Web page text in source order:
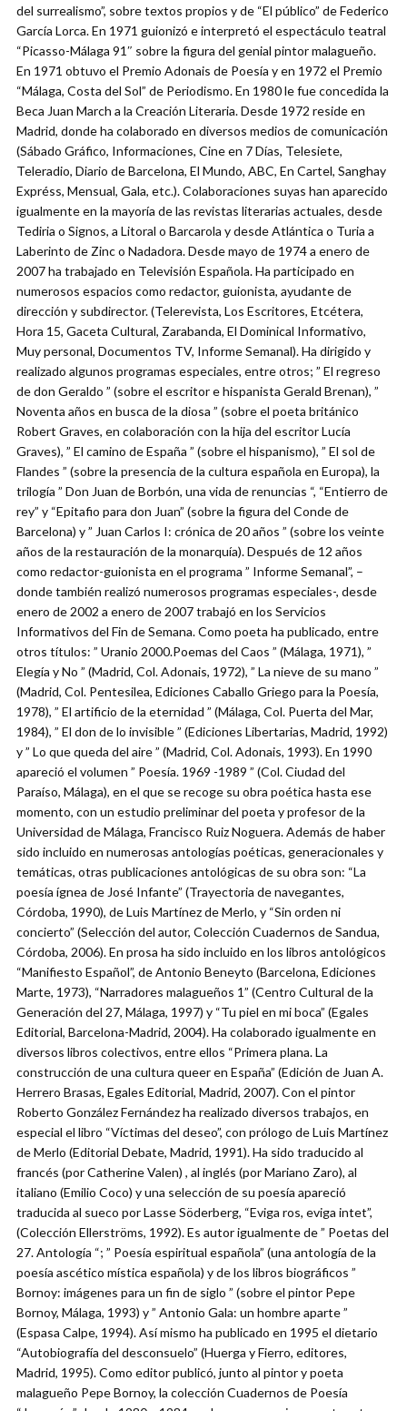
del surrealismo”, sobre textos propios y de “El público” de Federico
García Lorca. En 1971 guionizó e interpretó el espectáculo teatral
“Picasso-Málaga 91″ sobre la figura del genial pintor malagueño.
En 1971 obtuvo el Premio Adonais de Poesía y en 1972 el Premio
“Málaga, Costa del Sol” de Periodismo. En 1980 le fue concedida la
Beca Juan March a la Creación Literaria. Desde 1972 reside en
Madrid, donde ha colaborado en diversos medios de comunicación
(Sábado Gráfico, Informaciones, Cine en 7 Días, Telesiete,
Teleradio, Diario de Barcelona, El Mundo, ABC, En Cartel, Sanghay
Expréss, Mensual, Gala, etc.). Colaboraciones suyas han aparecido
igualmente en la mayoría de las revistas literarias actuales, desde
Tediria o Signos, a Litoral o Barcarola y desde Atlántica o Turia a
Laberinto de Zinc o Nadadora. Desde mayo de 1974 a enero de
2007 ha trabajado en Televisión Española. Ha participado en
numerosos espacios como redactor, guionista, ayudante de
dirección y subdirector. (Telerevista, Los Escritores, Etcétera,
Hora 15, Gaceta Cultural, Zarabanda, El Dominical Informativo,
Muy personal, Documentos TV, Informe Semanal). Ha dirigido y
realizado algunos programas especiales, entre otros; ” El regreso
de don Geraldo ” (sobre el escritor e hispanista Gerald Brenan), ”
Noventa años en busca de la diosa ” (sobre el poeta británico
Robert Graves, en colaboración con la hija del escritor Lucía
Graves), ” El camino de España ” (sobre el hispanismo), ” El sol de
Flandes ” (sobre la presencia de la cultura española en Europa), la
trilogía ” Don Juan de Borbón, una vida de renuncias “, “Entierro de
rey” y “Epitafio para don Juan” (sobre la figura del Conde de
Barcelona) y ” Juan Carlos I: crónica de 20 años ” (sobre los veinte
años de la restauración de la monarquía). Después de 12 años
como redactor-guionista en el programa ” Informe Semanal”, –
donde también realizó numerosos programas especiales-, desde
enero de 2002 a enero de 2007 trabajó en los Servicios
Informativos del Fin de Semana. Como poeta ha publicado, entre
otros títulos: ” Uranio 2000.Poemas del Caos ” (Málaga, 1971), ”
Elegía y No ” (Madrid, Col. Adonais, 1972), ” La nieve de su mano ”
(Madrid, Col. Pentesilea, Ediciones Caballo Griego para la Poesía,
1978), ” El artificio de la eternidad ” (Málaga, Col. Puerta del Mar,
1984), ” El don de lo invisible ” (Ediciones Libertarias, Madrid, 1992)
y ” Lo que queda del aire ” (Madrid, Col. Adonais, 1993). En 1990
apareció el volumen ” Poesía. 1969 -1989 ” (Col. Ciudad del
Paraíso, Málaga), en el que se recoge su obra poética hasta ese
momento, con un estudio preliminar del poeta y profesor de la
Universidad de Málaga, Francisco Ruiz Noguera. Además de haber
sido incluido en numerosas antologías poéticas, generacionales y
temáticas, otras publicaciones antológicas de su obra son: “La
poesía ígnea de José Infante” (Trayectoria de navegantes,
Córdoba, 1990), de Luis Martínez de Merlo, y “Sin orden ni
concierto” (Selección del autor, Colección Cuadernos de Sandua,
Córdoba, 2006). En prosa ha sido incluido en los libros antológicos
“Manifiesto Español”, de Antonio Beneyto (Barcelona, Ediciones
Marte, 1973), “Narradores malagueños 1” (Centro Cultural de la
Generación del 27, Málaga, 1997) y “Tu piel en mi boca” (Egales
Editorial, Barcelona-Madrid, 2004). Ha colaborado igualmente en
diversos libros colectivos, entre ellos “Primera plana. La
construcción de una cultura queer en España” (Edición de Juan A.
Herrero Brasas, Egales Editorial, Madrid, 2007). Con el pintor
Roberto González Fernández ha realizado diversos trabajos, en
especial el libro “Víctimas del deseo”, con prólogo de Luis Martínez
de Merlo (Editorial Debate, Madrid, 1991). Ha sido traducido al
francés (por Catherine Valen) , al inglés (por Mariano Zaro), al
italiano (Emilio Coco) y una selección de su poesía apareció
traducida al sueco por Lasse Söderberg, “Eviga ros, eviga intet”,
(Colección Ellerströms, 1992). Es autor igualmente de ” Poetas del
27. Antología “; ” Poesía espiritual española” (una antología de la
poesía ascético mística española) y de los libros biográficos ”
Bornoy: imágenes para un fin de siglo ” (sobre el pintor Pepe
Bornoy, Málaga, 1993) y ” Antonio Gala: un hombre aparte ”
(Espasa Calpe, 1994). Así mismo ha publicado en 1995 el dietario
“Autobiografía del desconsuelo” (Huerga y Fierro, editores,
Madrid, 1995). Como editor publicó, junto al pintor y poeta
malagueño Pepe Bornoy, la colección Cuadernos de Poesía